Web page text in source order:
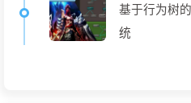
基于行为树
统